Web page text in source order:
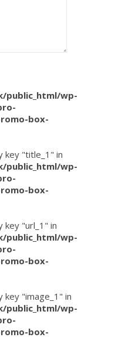
public_html/wp-
box-
key "title_1" in
public_html/wp-
box-
key "url_1" in
public_html/wp-
box-
key "image_1" in
public_html/wp-
box-